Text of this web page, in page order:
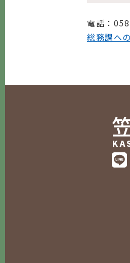
電話 ：
総務課へ